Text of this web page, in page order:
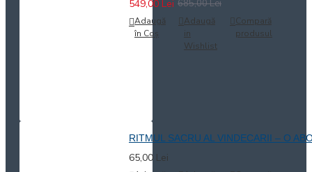
549,00 Lei 685,00 Lei
Adaugă
în Coş
Adaugă
in
Wishlist
Compară
produsul
RITMUL SACRU AL VINDECARII – O
65,00 Lei